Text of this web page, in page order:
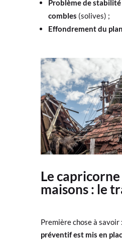
Problème de stabilité
combles (solives) ;
Effondrement du
Le capricorne
maisons : le
Première chose à savoir :
préventifest mis en